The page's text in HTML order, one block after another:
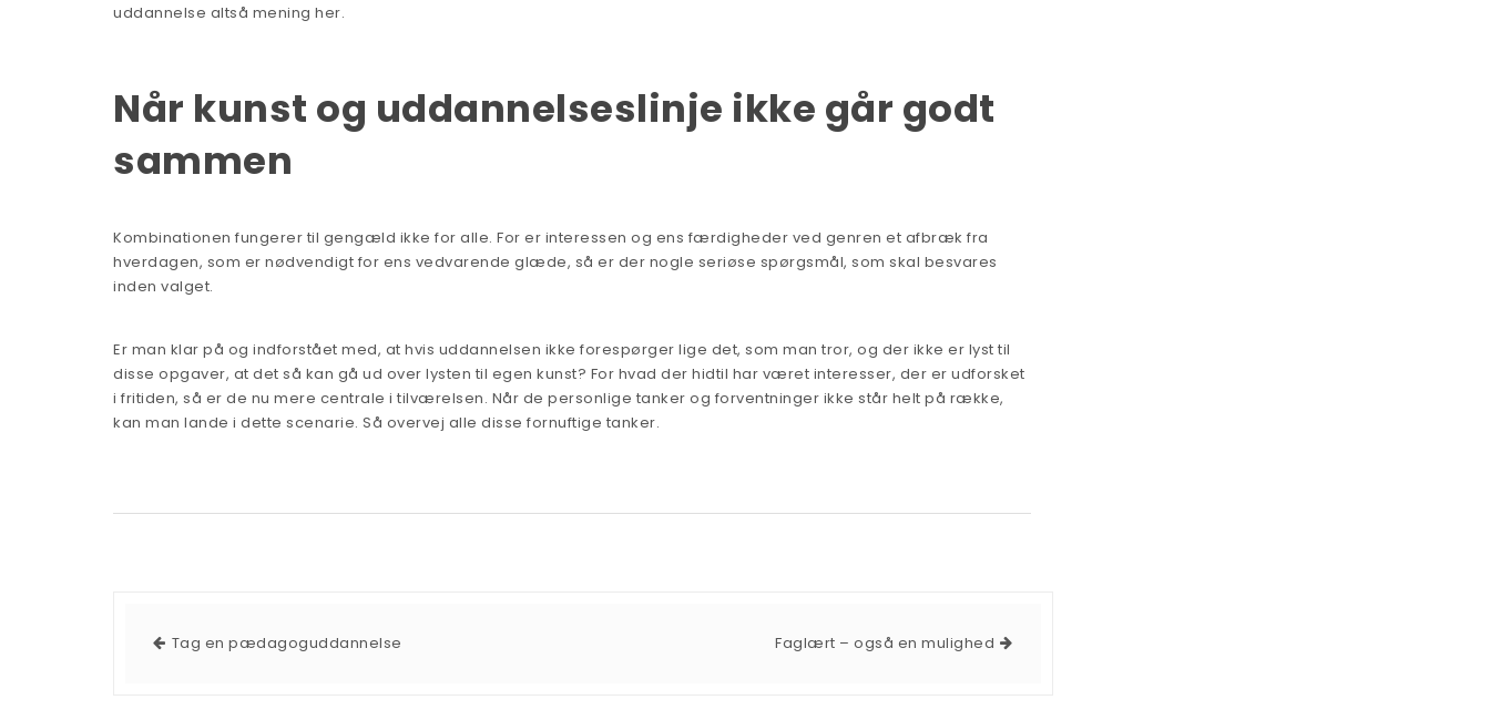
uddannelse altså mening her.
Når kunst og uddannelseslinje ikke går godt
sammen
Kombinationen fungerer til gengæld ikke for alle. For er interessen og ens færdigheder ved genren et afbræk fra
hverdagen, som er nødvendigt for ens vedvarende glæde, så er der nogle seriøse spørgsmål, som skal besvares
inden valget.
Er man klar på og indforstået med, at hvis uddannelsen ikke forespørger lige det, som man tror, og der ikke er lyst til
disse opgaver, at det så kan gå ud over lysten til egen kunst? For hvad der hidtil har været interesser, der er udforsket
i fritiden, så er de nu mere centrale i tilværelsen. Når de personlige tanker og forventninger ikke står helt på række,
kan man lande i dette scenarie. Så overvej alle disse fornuftige tanker.
Tag en pædagoguddannelse Faglært – også en mulighed